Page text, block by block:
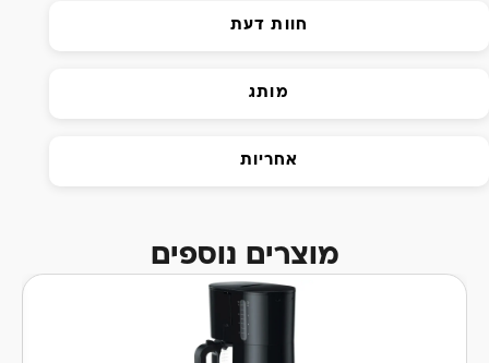
חוות דעת
מותג
אחריות
מוצרים נוספים